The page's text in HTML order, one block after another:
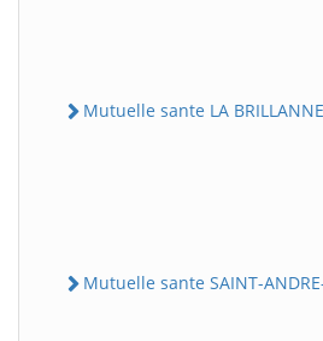
Mutuelle sante LA BRILLANNE
Mutuelle sante SAINT-ANDRE-